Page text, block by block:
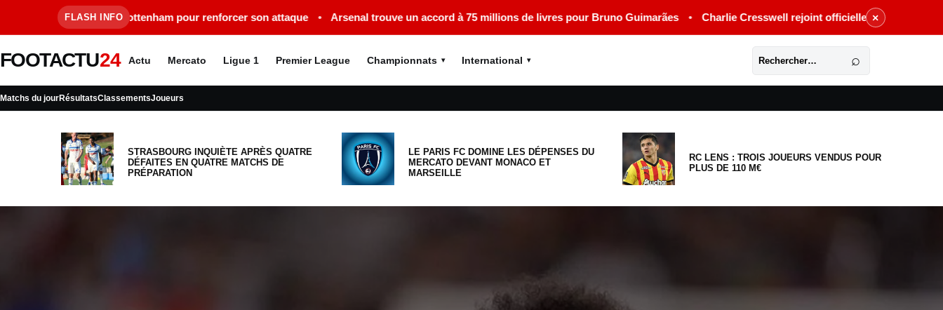
FLASH INFO
pour renforcer son attaque • Arsenal trouve un accord à 75 millions de livres pour Bruno Guimarães • Charlie Cresswell rejoint officiellement le Stade Rennais jusqu’en 2031
×
FOOTACTU24 Actu Mercato Ligue 1 Premier League Championnats International Rechercher ⌕
Matchs du jourRésultatsClassementsJoueurs
STRASBOURG INQUIÈTE APRÈS QUATRE
DÉFAITES EN QUATRE MATCHS DE
PRÉPARATION
LE PARIS FC DOMINE LES DÉPENSES DU
MERCATO DEVANT MONACO ET
MARSEILLE
RC LENS : TROIS JOUEURS VENDUS POUR
PLUS DE 110 M€